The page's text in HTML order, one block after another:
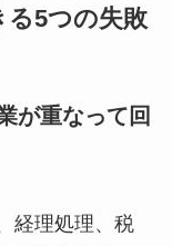
る5つの失敗
が重なって回
経理処理、税